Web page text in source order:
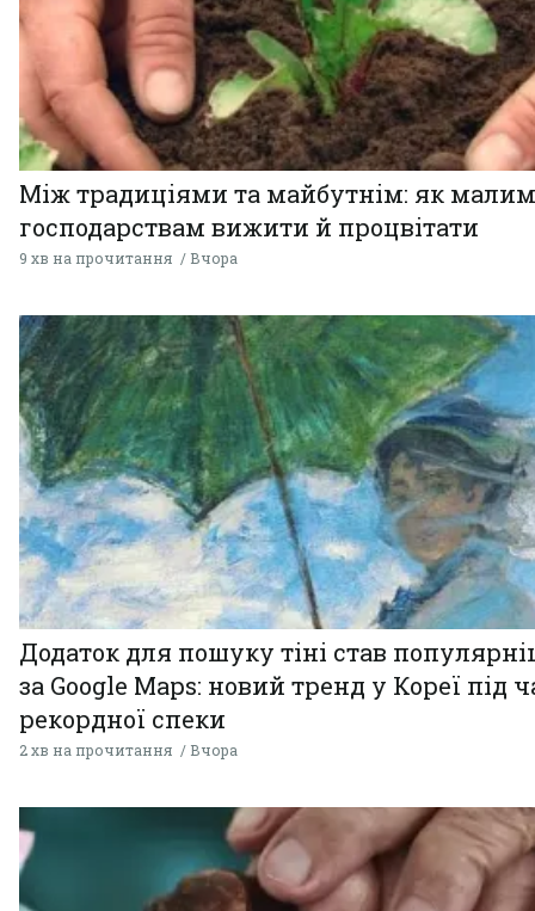
Між традиціями та майбутнім: як малим
господарствам вижити й процвітати
9 хв на прочитання Вчора
Додаток для пошуку тіні став
за Google Maps: новий тренд у Кореї під
рекордної спеки
2 хв на прочитання Вчора